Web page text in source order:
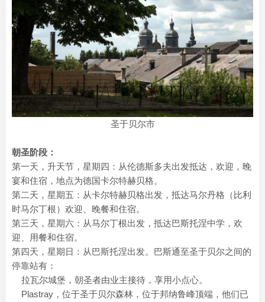
圣于贝尔市
朝圣阶段：
第一天，升天节，星期四：从伦德斯多夫出发抵达，欢迎，晚
宴和住宿，地点为德国卡尔特赫贝格。
第二天，星期五：从卡尔特赫贝格出发，抵达马尔丹格（比利
时马尔丁根）欢迎、晚餐和住宿。
第三天，星期六：从马尔丁根出发，抵达巴斯托涅中学，欢
迎、用餐和住宿。
第四天，星期日：从巴斯托涅出发。巴斯通至圣于贝尔之间的
停靠站有：
拉瓦尔城堡，朝圣者由业主接待，享用小点心。
Plastray，位于圣于贝尔森林，位于邦纳鲁峰顶端，他们已